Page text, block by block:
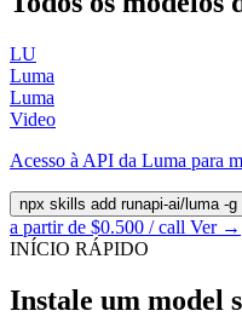
LU
Luma
Luma
Video
Acesso à API da Luma para
npx skills add runapi-ai/luma -g
a partir de $0.500 / call Ver →
INÍCIO RÁPIDO
Instale um model